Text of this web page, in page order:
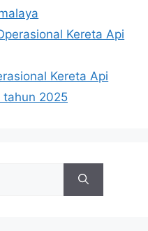
Kereta Api
Kereta Api
tahun 2025